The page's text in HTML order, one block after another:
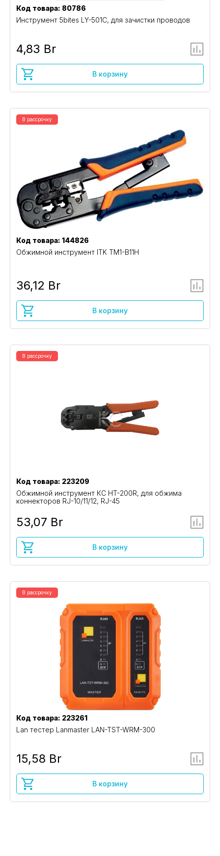
Код товара: 80786
Инструмент 5bites LY-501C, для зачистки проводов
4,83 Br
В корзину
В рассрочку
Код товара: 144826
Обжимной инструмент ITK TM1-B11H
36,12 Br
В корзину
В рассрочку
Код товара: 223209
Обжимной инструмент КС HT-200R, для обжима
коннекторов RJ-10/11/12, RJ-45
53,07 Br
В корзину
В рассрочку
Код товара: 223261
Lan тестер Lanmaster LAN-TST-WRM-300
15,58 Br
В корзину